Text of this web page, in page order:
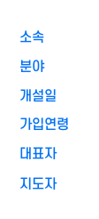
소속
분야
개설일
가입연령
대표자
지도자